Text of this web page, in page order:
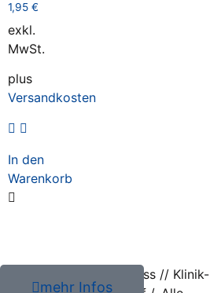
1,95 €
exkl.
MwSt.
plus
Versandkosten
In den
Warenkorb
2026 Harald Kleiss // Klinik-
mehr Infos